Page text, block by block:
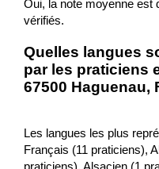
Oui, la note moyenne est
vérifiés.
Quelles langues
par les praticiens
67500 Haguenau,
Les langues les plus
Français (11 praticiens),